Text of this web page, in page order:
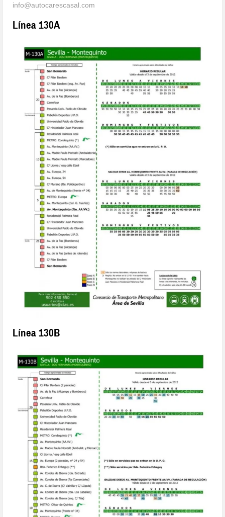
info@autocarescasal.com
Línea 130A
Línea 130B